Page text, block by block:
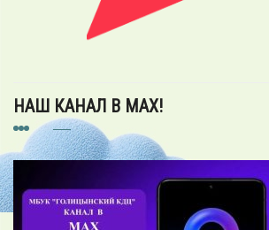
НАШ КАНАЛ В MAX!